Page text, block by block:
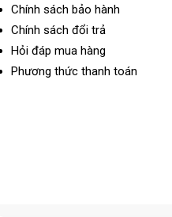
Chính sách bảo hành
Chính sách đổi trả
Hỏi đáp mua hàng
Phương thức thanh toán